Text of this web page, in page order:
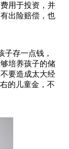
用于投资，并
出险赔偿，也
子存一点钱，
培养孩子的储
要造成太大经
的儿童金，不